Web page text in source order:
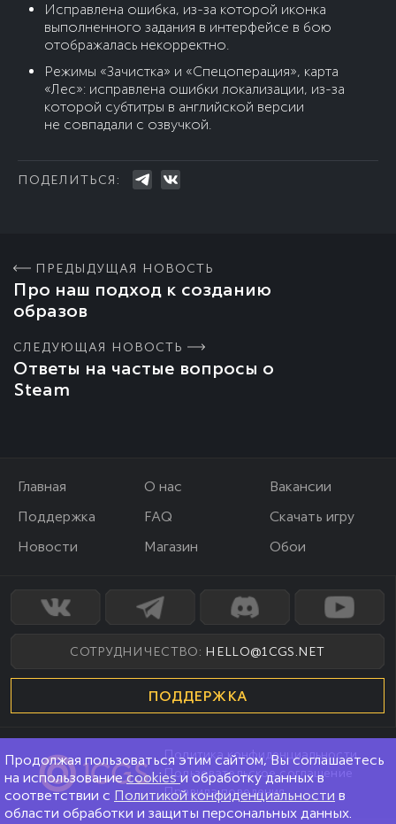
Продолжая пользоваться этим сайтом, Вы соглашаетесь
на использованиеcookiesи обработку данных в
соответствии с Политикой конфиденциальности в
области обработки и защиты персональных данных.
Исправлена ошибка, из-за которой иконка
выполненного задания в интерфейсе в бою
отображалась некорректно.
Режимы «Зачистка» и «Спецоперация», карта
«Лес»: исправлена ошибки локализации, из-за
которой субтитры в английской версии
не совпадали с озвучкой.
ПОДЕЛИТЬСЯ:
ПРЕДЫДУЩАЯ НОВОСТЬ
Про наш подход к созданию
образов
СЛЕДУЮЩАЯ НОВОСТЬ
Ответы на частые вопросы о
Steam
Главная О нас
Вакансии
Поддержка
FAQ
Скачать игру
Новости
Магазин Обои
СОТРУДНИЧЕСТВО: HELLO@1CGS.NET
ПОДДЕРЖКА
Политика конфиденциальности
Пользовательское соглашение
Правила поведения